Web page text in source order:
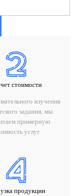
стоимости
изучения
задания, мы
примерную
услуг
продукции